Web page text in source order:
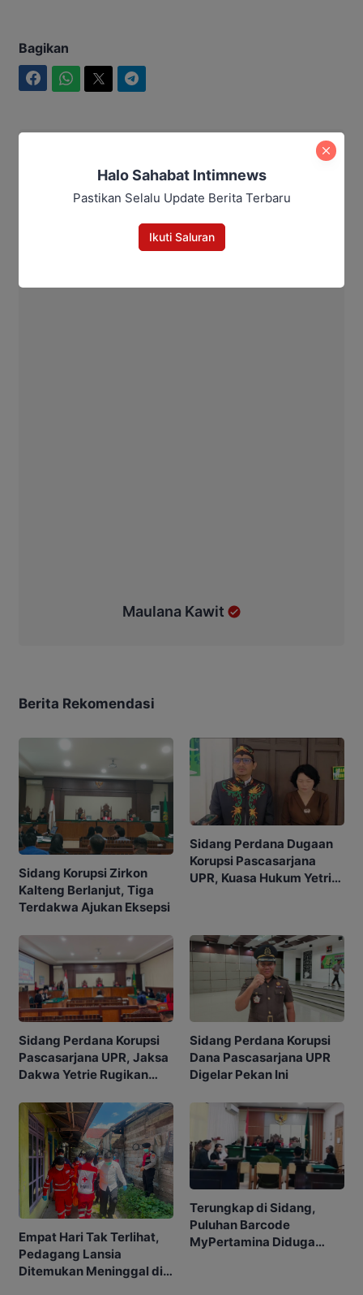
Bagikan
Maulana Kawit
Berita Rekomendasi
Sidang Korupsi Zirkon
Kalteng Berlanjut, Tiga
Terdakwa Ajukan Eksepsi
Sidang Perdana Dugaan
Korupsi Pascasarjana
UPR, Kuasa Hukum Yetrie
Sidang Perdana Korupsi
Pascasarjana UPR, Jaksa
Dakwa Yetrie Rugikan
Sidang Perdana Korupsi
Dana Pascasarjana UPR
Digelar Pekan Ini
Empat Hari Tak Terlihat,
Pedagang Lansia
Ditemukan Meninggal di
Terungkap di Sidang,
Puluhan Barcode
MyPertamina Diduga
Halo Sahabat Intimnews
Pastikan Selalu Update Berita Terbaru
Ikuti Saluran